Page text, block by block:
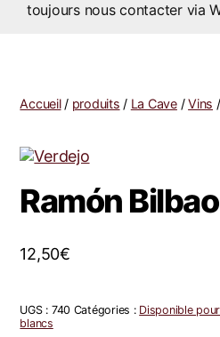
toujours nous contacter via
Accueil/ produits / La Cave/Vins
Ramón Bilbao
12,50€
UGS : 740 Catégories : Disponible
blancs